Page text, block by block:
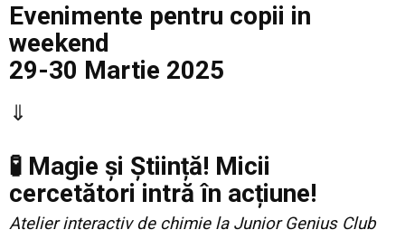
Evenimente pentru copii in
weekend
29-30 Martie 2025
⇓
🧪 Magie și Știință! Micii
cercetători intră în acțiune!
Atelier interactiv de chimie la Junior Genius Club